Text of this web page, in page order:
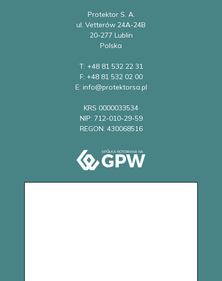
Protektor S. A.
ul. Vetterów 24A-24B
20-277 Lublin
Polska
T: +48 81 532 22 31
F: +48 81 532 02 00
E: info@protektorsa.pl
KRS 0000033534
NIP: 712-010-29-59
REGON: 430068516